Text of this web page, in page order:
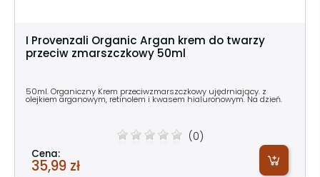
I Provenzali Organic Argan krem do twarzy
przeciw zmarszczkowy 50ml
50ml. Organiczny Krem przeciwzmarszczkowy ujędrniający. z
olejkiem arganowym, retinolem i kwasem hialuronowym. Na dzień.
(0)
Cena:
35,99 zł